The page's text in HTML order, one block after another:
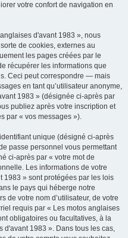
votre confort de navigation en
d'avant 1983 », nous
de cookies, externes au
les pages créées par le
récupérer les informations que
Ceci peut correspondre — mais
en tant qu’utilisateur anonyme,
1983 » (désignée ci-après par
publiez après votre inscription et
par « vos messages »).
unique (désigné ci-après
passe personnel vous permettant
ci-après par « votre mot de
Les informations de votre
1983 » sont protégées par les lois
le pays qui héberge notre
de votre nom d’utilisateur, de votre
requis par « Les motos anglaises
obligatoires ou facultatives, à la
d'avant 1983 ». Dans tous les cas,